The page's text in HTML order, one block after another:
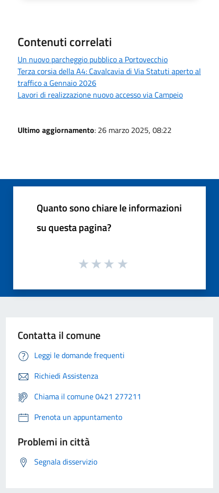
Contenuti correlati
Un nuovo parcheggio pubblico a Portovecchio
Terza corsia della A4: Cavalcavia di Via Statuti aperto al
traffico a Gennaio 2026
Lavori di realizzazione nuovo accesso via Campeio
Ultimo aggiornamento: 26 marzo 2025, 08:22
Quanto sono chiare le informazioni
su questa pagina?
Contatta il comune
Leggi le domande frequenti
Richiedi Assistenza
Chiama il comune 0421 277211
Prenota un appuntamento
Problemi in città
Segnala disservizio